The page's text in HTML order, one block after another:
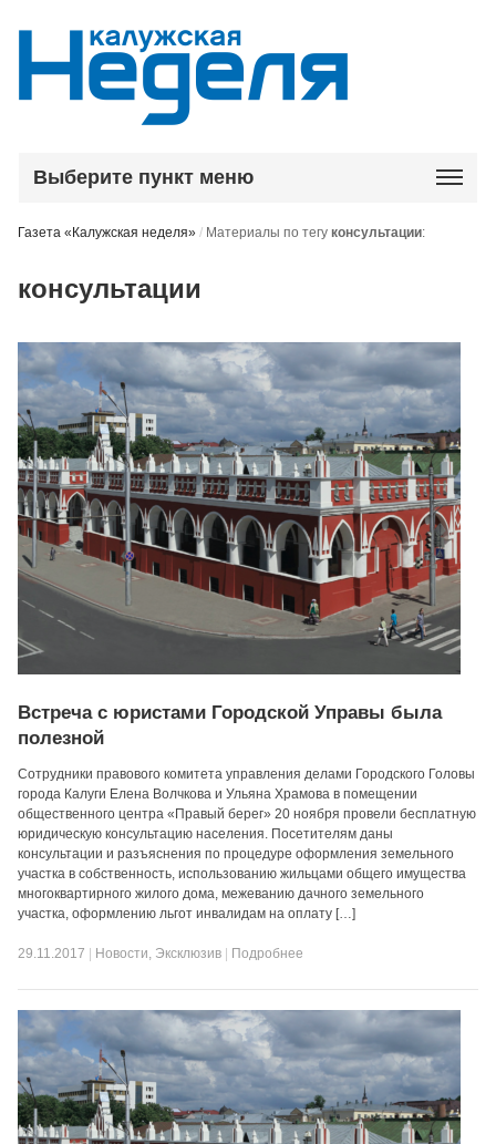
Выберите пункт меню
Газета «Калужская неделя» / Материалы по тегуконсультации:
консультации
Встреча с юристами Городской Управы была
полезной
Сотрудники правового комитета управления делами Городского Головы
города Калуги Елена Волчкова и Ульяна Храмова в помещении
общественного центра «Правый берег» 20 ноября провели бесплатную
юридическую консультацию населения. Посетителям даны
консультации и разъяснения по процедуре оформления земельного
участка в собственность, использованию жильцами общего имущества
многоквартирного жилого дома, межеванию дачного земельного
участка, оформлению льгот инвалидам на оплату […]
29.11.2017 Новости, Эксклюзив Подробнее